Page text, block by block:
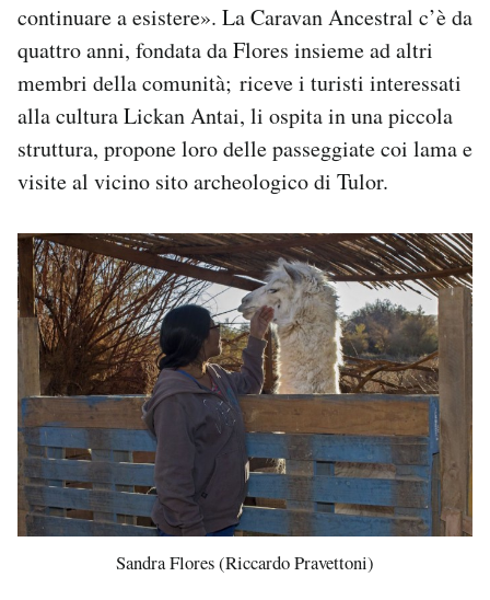
continuare a esistere». La Caravan Ancestral c’è da
quattro anni, fondata da Flores insieme ad altri
membri della comunità; riceve i turisti interessati
alla cultura Lickan Antai, li ospita in una piccola
struttura, propone loro delle passeggiate coi lama e
visite al vicino sito archeologico di Tulor.
Sandra Flores (Riccardo Pravettoni)